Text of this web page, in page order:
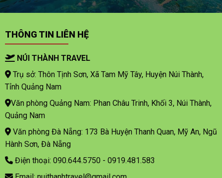
THÔNG TIN LIÊN HỆ
NÚI THÀNH TRAVEL
Trụ sở: Thôn Tịnh Sơn, Xã Tam Mỹ Tây, Huyện Núi Thành,
Tỉnh Quảng Nam
Văn phòng Quảng Nam: Phan Châu Trinh, Khối 3, Núi Thành,
Quảng Nam
Văn phòng Đà Nẵng: 173 Bà Huyện Thanh Quan, Mỹ An, Ngũ
Hành Sơn, Đà Nẵng
Điện thoại: 090.644.5750 - 0919.481.583